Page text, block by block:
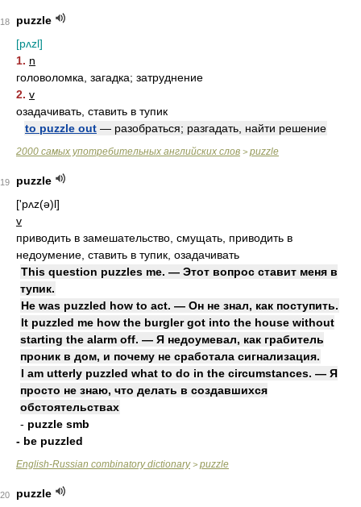
18
puzzle
[pʌzl]
1. n
головоломка, загадка; затруднение
2. v
озадачивать, ставить в тупик
to puzzle out — разобраться; разгадать, найти решение
2000 самых употребительных английских слов > puzzle
19
puzzle
['pʌz(ə)l]
v
приводить в замешательство, смущать, приводить в
недоумение, ставить в тупик, озадачивать
This question puzzles me. — Этот вопрос ставит меня в
тупик.
He was puzzled how to act. — Он не знал, как поступить.
It puzzled me how the burgler got into the house without
starting the alarm off. — Я недоумевал, как грабитель
проник в дом, и почему не сработала сигнализация.
I am utterly puzzled what to do in the circumstances. — Я
просто не знаю, что делать в создавшихся
обстоятельствах
- puzzle smb
- be puzzled
English-Russian combinatory dictionary> puzzle
20
puzzle